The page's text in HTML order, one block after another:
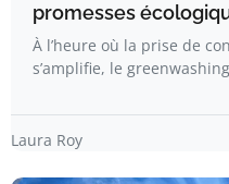
promesses
À l’heure où la prise de
s’amplifie, le
Laura Roy